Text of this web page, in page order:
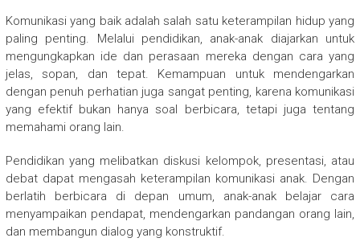
Komunikasi yang baik adalah salah satu keterampilan hidup yang
paling penting. Melalui pendidikan, anak-anak diajarkan untuk
mengungkapkan ide dan perasaan mereka dengan cara yang
jelas, sopan, dan tepat. Kemampuan untuk mendengarkan
dengan penuh perhatian juga sangat penting, karena komunikasi
yang efektif bukan hanya soal berbicara, tetapi juga tentang
memahami orang lain.
Pendidikan yang melibatkan diskusi kelompok, presentasi, atau
debat dapat mengasah keterampilan komunikasi anak. Dengan
berlatih berbicara di depan umum, anak-anak belajar cara
menyampaikan pendapat, mendengarkan pandangan orang lain,
dan membangun dialog yang konstruktif.